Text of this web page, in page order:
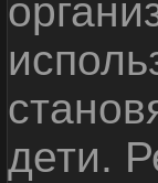
дети.